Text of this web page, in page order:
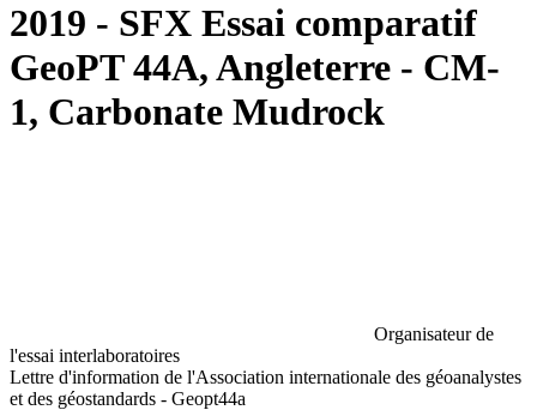
2019 - SFX Essai comparatif
GeoPT 44A, Angleterre - CM-
1, Carbonate Mudrock
Organisateur de
l'essai interlaboratoires
Lettre d'information de l'Association internationale des géoanalystes
et des géostandards - Geopt44a